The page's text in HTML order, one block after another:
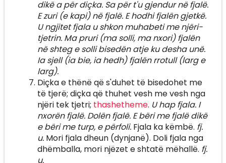
dikë a për diçka. Sa për t'u gjendur në fjalë.
E zuri (e kapi) në fjalë. E hodhi fjalën gjetkë.
U ngjitet fjala u shkon muhabeti me njëri-
tjetrin. Ma pruri (ma solli, ma nxori) fjalën
në shteg e solli bisedën atje ku desha unë.
Ia sjell (ia bie, ia hedh) fjalën rrotull (larg e
larg).
Diçka e thënë që s'duhet të bisedohet me
të tjerë; diçka që thuhet vesh me vesh nga
njëri tek tjetri; thashetheme. U hap fjala. I
nxorën fjalë. Dolën fjalë. E bëri me fjalë dikë
e bëri me turp, e përfoli.Fjala ka këmbë. fj.
u.Mori fjala dheun (dynjanë). Doli fjala nga
dhëmballa, mori njëzet e shtatë mëhallë. fj.
u.